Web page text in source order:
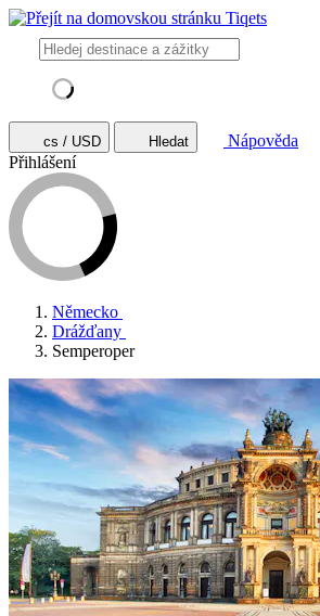
cs / USD Hledat
Nápověda
Přihlášení
Německo
Drážďany
Semperoper